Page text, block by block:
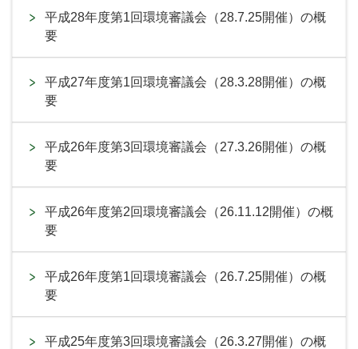
平成28年度第1回環境審議会（28.7.25開催）の概
要
平成27年度第1回環境審議会（28.3.28開催）の概
要
平成26年度第3回環境審議会（27.3.26開催）の概
要
平成26年度第2回環境審議会（26.11.12開催）の概
要
平成26年度第1回環境審議会（26.7.25開催）の概
要
平成25年度第3回環境審議会（26.3.27開催）の概